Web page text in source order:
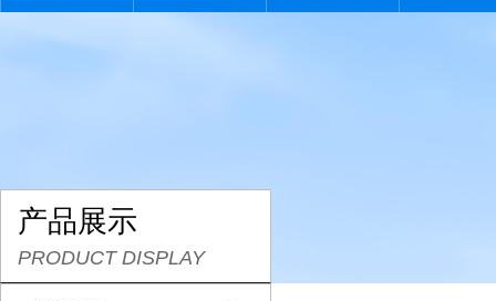
产品展示
PRODUCT DISPLAY